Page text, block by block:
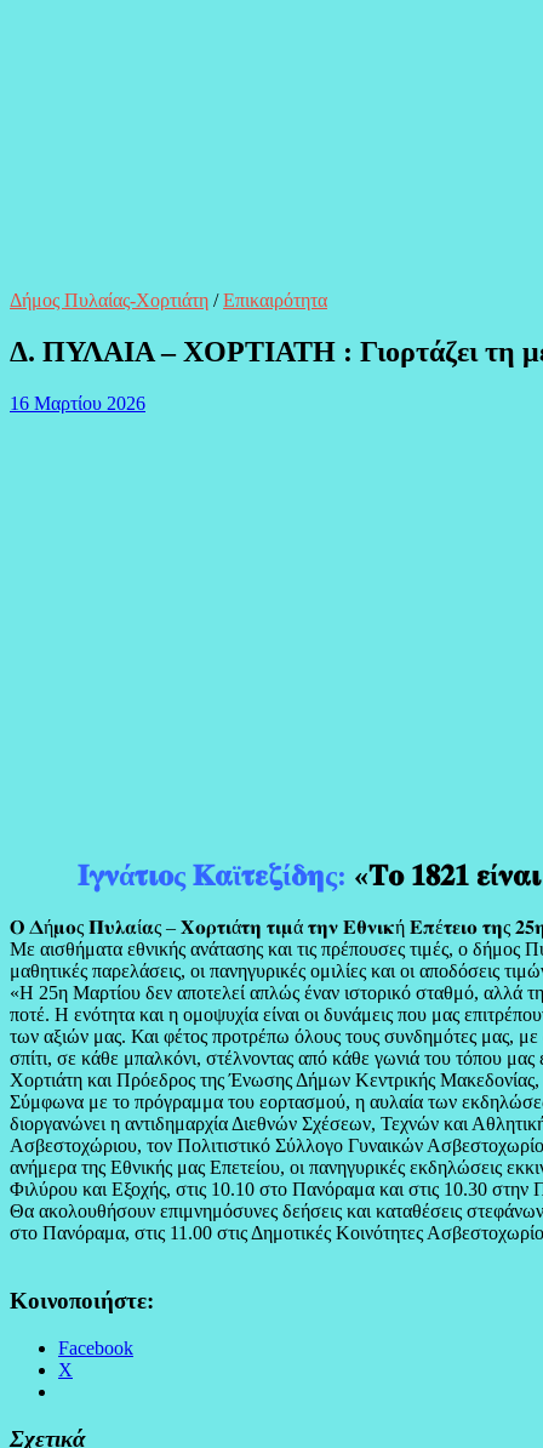
Δήμος Πυλαίας-Χορτιάτη /Επικαιρότητα
Δ. ΠΥΛΑΙΑ – ΧΟΡΤΙΑΤΗ : Γιορτάζει τη
16 Μαρτίου 2026
𝚰𝛄𝛎ά𝛕𝛊𝛐ς 𝚱𝛂ϊ𝛕𝛆𝛇ί𝛅𝛈ς: «𝚻𝛐 𝟏𝟖𝟐𝟏
𝚶 𝚫ή𝛍𝛐ς 𝚷𝛖𝛌𝛂ί𝛂ς – 𝚾𝛐𝛒𝛕𝛊ά𝛕𝛈 𝛕𝛊𝛍ά 𝛕𝛈𝛎 𝚬𝛉𝛎𝛊𝛋ή 𝚬𝛑έ𝛕𝛆𝛊𝛐 𝛕𝛈ς
Με αισθήματα εθνικής ανάτασης και τις πρέπουσες τιμές, ο δήμος
μαθητικές παρελάσεις, οι πανηγυρικές ομιλίες και οι αποδόσεις
«Η 25η Μαρτίου δεν αποτελεί απλώς έναν ιστορικό σταθμό, αλλά
ποτέ. Η ενότητα και η ομοψυχία είναι οι δυνάμεις που μας
των αξιών μας. Και φέτος προτρέπω όλους τους συνδημότες μας,
σπίτι, σε κάθε μπαλκόνι, στέλνοντας από κάθε γωνιά του τόπου
Χορτιάτη και Πρόεδρος της Ένωσης Δήμων Κεντρικής Μακεδονίας,
Σύμφωνα με το πρόγραμμα του εορτασμού, η αυλαία των
διοργανώνει η αντιδημαρχία Διεθνών Σχέσεων, Τεχνών και
Ασβεστοχώριου, τον Πολιτιστικό Σύλλογο Γυναικών
ανήμερα της Εθνικής μας Επετείου, οι πανηγυρικές εκδηλώσεις
Φιλύρου και Εξοχής, στις 10.10 στο Πανόραμα και στις 10.30 στην
Θα ακολουθήσουν επιμνημόσυνες δεήσεις και καταθέσεις
στο Πανόραμα, στις 11.00 στις Δημοτικές Κοινότητες
Κοινοποιήστε:
Facebook
X
Σχετικά